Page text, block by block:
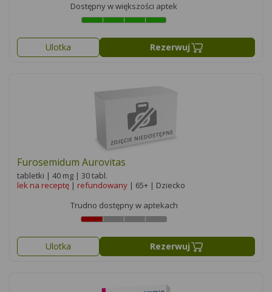
Dostępny w większości aptek
Ulotka Rezerwuj
Furosemidum Aurovitas
tabletki | 40 mg | 30 tabl.
lek na receptę | refundowany | 65+ | Dziecko
Trudno dostępny w aptekach
Ulotka Rezerwuj